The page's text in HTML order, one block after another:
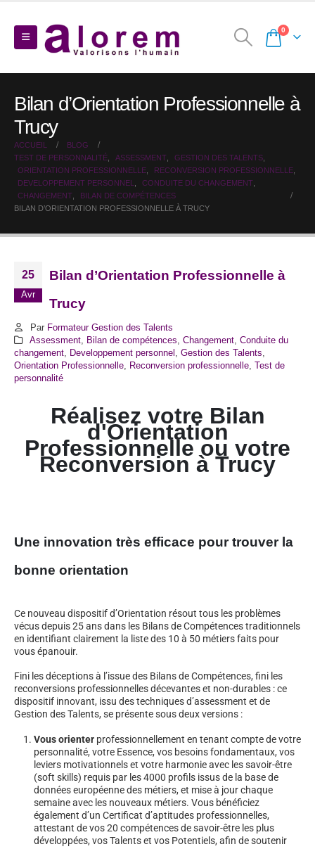
0
Bilan d’Orientation Professionnelle à
Trucy
ACCUEIL
BLOG
TEST DE PERSONNALITÉ
ASSESSMENT GESTION DES TALENTS
ORIENTATION PROFESSIONNELLE
RECONVERSION PROFESSIONNELLE
DEVELOPPEMENT PERSONNEL
CONDUITE DU CHANGEMENT
CHANGEMENT
BILAN DE COMPÉTENCES
BILAN D’ORIENTATION PROFESSIONNELLE À TRUCY
25
Avr
Bilan d’Orientation Professionnelle à
Trucy
Par Formateur Gestion des Talents
Assessment, Bilan de compétences Changement, Conduite du
changement
Developpement personnel Gestion des Talents
Orientation Professionnelle
Reconversion professionnelle Test de
personnalité
Réalisez votre Bilan
d'Orientation
Professionnelle ou votre
Reconversion à Trucy
Une innovation très efficace pour trouver la
bonne orientation
Ce nouveau dispositif d’Orientation résout tous les problèmes
vécus depuis 25 ans dans les Bilans de Compétences traditionnels
en identifiant clairement la liste des 10 à 50 métiers faits pour
vous épanouir.
Fini les déceptions à l’issue des Bilans de Compétences, fini les
reconversions professionnelles décevantes et non-durables : ce
dispositif innovant, issu des techniques d’assessment et de
Gestion des Talents, se présente sous deux versions :
Vous orienter professionnellement en tenant compte de votre
personnalité, votre Essence, vos besoins fondamentaux, vos
leviers motivationnels et votre harmonie avec les savoir-être
(soft skills) requis par les 4000 profils issus de la base de
données européenne des métiers, et mise à jour chaque
semaine avec les nouveaux métiers. Vous bénéficiez
également d’un Certificat d’aptitudes professionnelles,
attestant de vos 20 compétences de savoir-être les plus
développées, vos Talents et vos Potentiels, afin de soutenir